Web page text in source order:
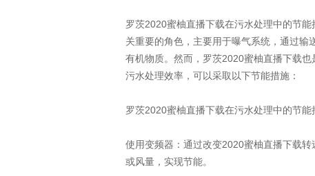
罗茨2020蜜柚直播下载在污水处理中的节
关重要的角色，主要用于曝气系统，通过
有机物质。然而，罗茨2020蜜柚直播下载
污水处理效率，可以采取以下节能措施：
罗茨2020蜜柚直播下载在污水处理中的节能
使用变频器：通过改变2020蜜柚直播下载
或风量，实现节能。